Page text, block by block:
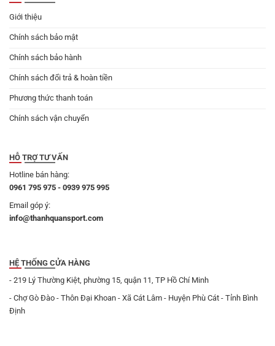
Giới thiệu
Chính sách bảo mật
Chính sách bảo hành
Chính sách đổi trả & hoàn tiền
Phương thức thanh toán
Chính sách vận chuyển
HỖ TRỢ TƯ VẤN
Hotline bán hàng:
0961 795 975 - 0939 975 995
Email góp ý:
info@thanhquansport.com
HỆ THỐNG CỬA HÀNG
- 219 Lý Thường Kiệt, phường 15, quận 11, TP Hồ Chí Minh
- Chợ Gò Đào - Thôn Đại Khoan - Xã Cát Lâm - Huyện Phù Cát - Tỉnh Bình
Định